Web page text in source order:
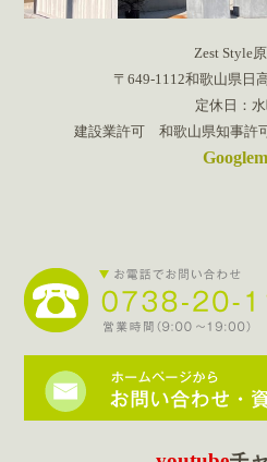
Zest Style
〒649-1112和歌山県日
定休日：
建設業許可 和歌山県知事許